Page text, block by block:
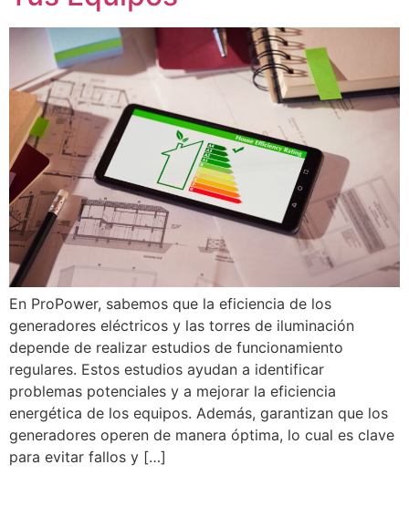
En ProPower, sabemos que la eficiencia de los
generadores eléctricos y las torres de iluminación
depende de realizar estudios de funcionamiento
regulares. Estos estudios ayudan a identificar
problemas potenciales y a mejorar la eficiencia
energética de los equipos. Además, garantizan que los
generadores operen de manera óptima, lo cual es clave
para evitar fallos y […]